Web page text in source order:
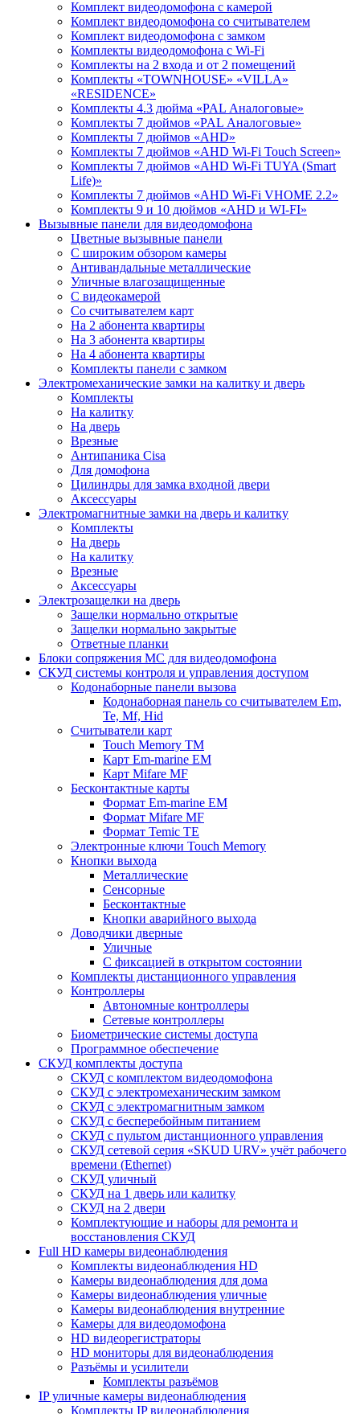
Комплект видеодомофона с камерой
Комплект видеодомофона со считывателем
Комплект видеодомофона c замком
Комплекты видеодомофона с Wi-Fi
Комплекты на 2 входа и от 2 помещений
Комплекты «TOWNHOUSE» «VILLA»
«RESIDENCE»
Комплекты 4.3 дюйма «PAL Аналоговые»
Комплекты 7 дюймов «PAL Аналоговые»
Комплекты 7 дюймов «AHD»
Комплекты 7 дюймов «AHD Wi-Fi Touch Screen»
Комплекты 7 дюймов «AHD Wi-Fi TUYA (Smart
Life)»
Комплекты 7 дюймов «AHD Wi-Fi VHOME 2.2»
Комплекты 9 и 10 дюймов «AHD и WI-FI»
Вызывные панели для видеодомофона
Цветные вызывные панели
С широким обзором камеры
Антивандальные металлические
Уличные влагозащищенные
С видеокамерой
Со считывателем карт
На 2 абонента квартиры
На 3 абонента квартиры
На 4 абонента квартиры
Комплекты панели с замком
Электромеханические замки на калитку и дверь
Комплекты
На калитку
На дверь
Врезные
Антипаника Cisa
Для домофона
Цилиндры для замка входной двери
Аксессуары
Электромагнитные замки на дверь и калитку
Комплекты
На дверь
На калитку
Врезные
Аксессуары
Электрозащелки на дверь
Защелки нормально открытые
Защелки нормально закрытые
Ответные планки
Блоки сопряжения МС для видеодомофона
СКУД системы контроля и управления доступом
Кодонаборные панели вызова
Кодонаборная панель со считывателем Em,
Te, Mf, Hid
Считыватели карт
Touch Memory TM
Карт Em-marine EM
Карт Mifare MF
Бесконтактные карты
Формат Em-marine EM
Формат Mifare MF
Формат Temic TE
Электронные ключи Touch Memory
Кнопки выхода
Металлические
Сенсорные
Бесконтактные
Кнопки аварийного выхода
Доводчики дверные
Уличные
С фиксацией в открытом состоянии
Комплекты дистанционного управления
Контроллеры
Автономные контроллеры
Сетевые контроллеры
Биометрические системы доступа
Программное обеспечение
СКУД комплекты доступа
СКУД с комплектом видеодомофона
СКУД с электромеханическим замком
СКУД с электромагнитным замком
СКУД с бесперебойным питанием
СКУД с пультом дистанционного управления
СКУД сетевой серия «SKUD URV» учёт рабочего
времени (Ethernet)
СКУД уличный
СКУД на 1 дверь или калитку
СКУД на 2 двери
Комплектующие и наборы для ремонта и
восстановления СКУД
Full HD камеры видеонаблюдения
Комплекты видеонаблюдения HD
Камеры видеонаблюдения для дома
Камеры видеонаблюдения уличные
Камеры видеонаблюдения внутренние
Камеры для видеодомофона
HD видеорегистраторы
HD мониторы для видеонаблюдения
Разъёмы и усилители
Комплекты разъёмов
IP уличные камеры видеонаблюдения
Комплекты IP видеонаблюдения